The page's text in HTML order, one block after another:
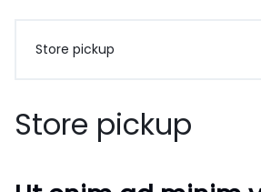
Store pickup
Store pickup